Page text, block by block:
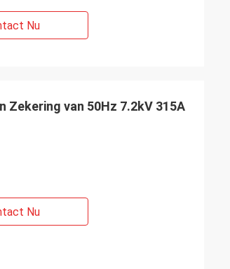
Nu
Zekering van 50Hz 7.2kV 315A
Nu